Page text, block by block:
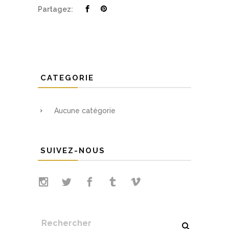
Partagez:
CATEGORIE
Aucune catégorie
SUIVEZ-NOUS